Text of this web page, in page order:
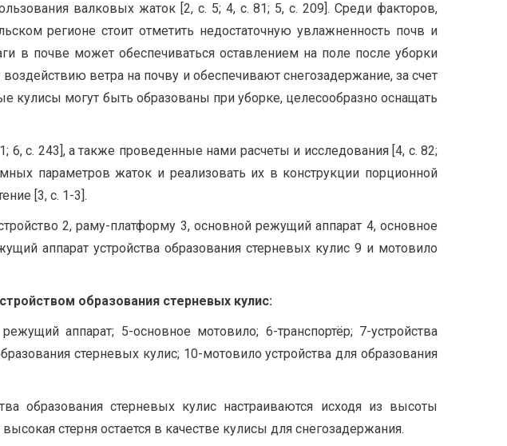
валковых жаток [2, с. 5; 4, с. 81; 5, с. 209]. Среди факторов,
регионе стоит отметить недостаточную увлажненность почв и
в почве может обеспечиваться оставлением на поле после уборки
ветра на почву и обеспечивают снегозадержание, за счет
кулисы могут быть образованы при уборке, целесообразно оснащать
6, с. 243], а также проведенные нами расчеты и исследования [4, с. 82;
параметров жаток и реализовать их в конструкции порционной
[3, с. 1-3].
2, раму-платформу 3, основной режущий аппарат 4, основное
аппарат устройства образования стерневых кулис 9 и мотовило
образования стерневых кулис:
аппарат; 5-основное мотовило; 6-транспортёр; 7-устройства
стерневых кулис; 10-мотовило устройства для образования
образования стерневых кулис настраиваются исходя из высоты
стерня остается в качестве кулисы для снегозадержания.